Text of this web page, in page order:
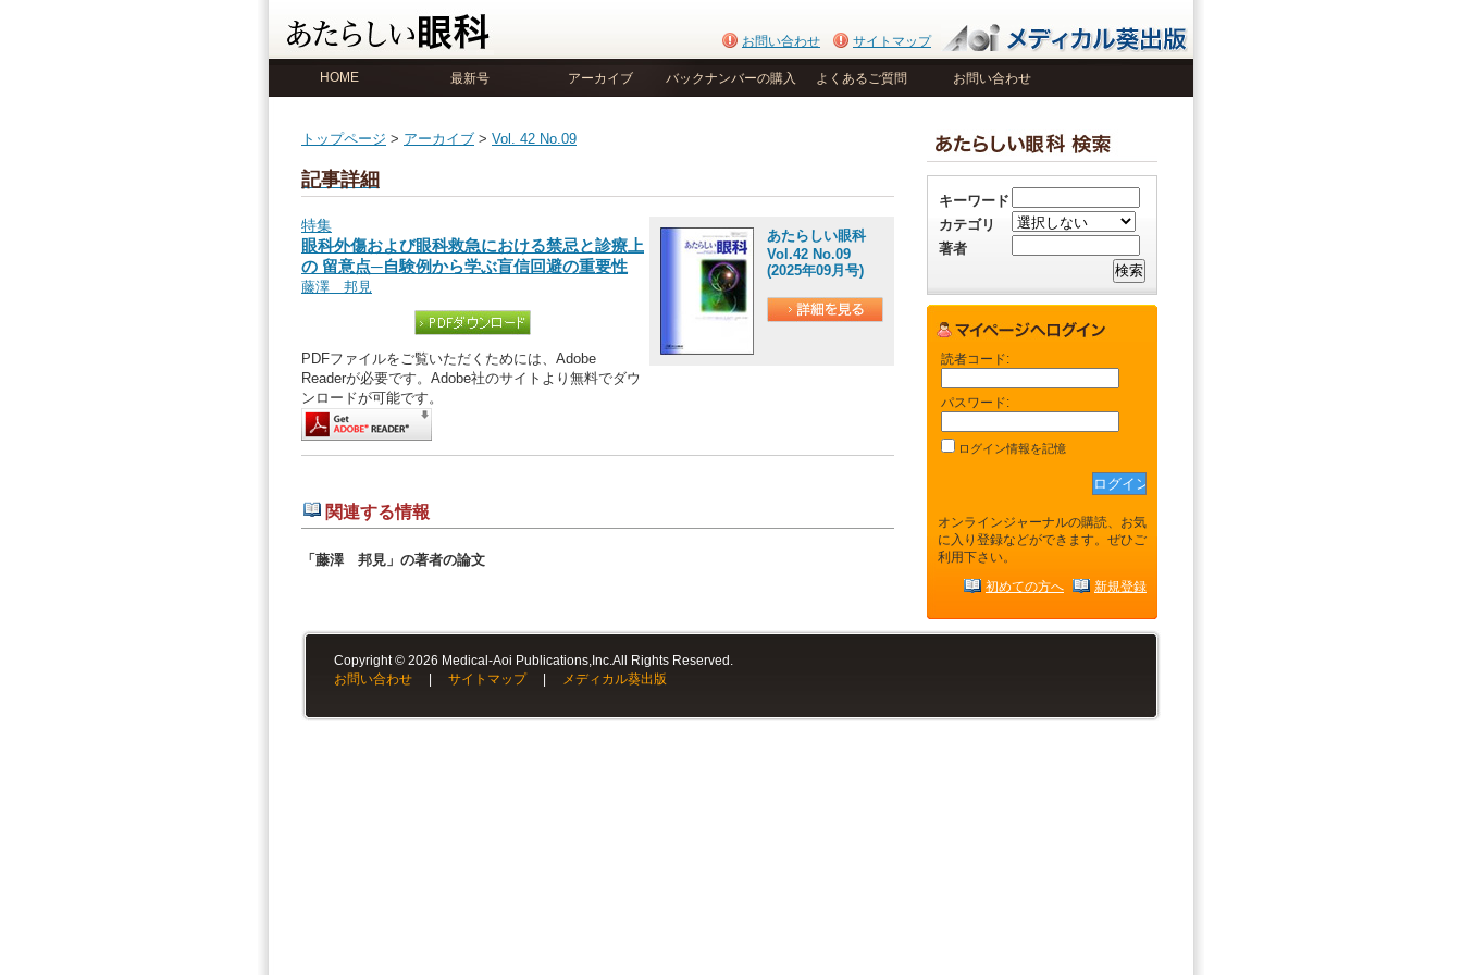
お問い合わせ サイトマップ
HOME 最新号 アーカイブ バックナンバーの購入 よくあるご質問 お問い合わせ
トップページ > アーカイブ > Vol. 42 No.09
記事詳細
あたらしい眼科
Vol.42 No.09
(2025年09月号)
特集
眼科外傷および眼科救急における禁忌と診療上
の 留意点─自験例から学ぶ盲信回避の重要性
藤澤 邦見
PDFファイルをご覧いただくためには、Adobe
Readerが必要です。Adobe社のサイトより無料でダウ
ンロードが可能です。
関連する情報
「藤澤 邦見」の著者の論文
キーワード
カテゴリ
著者
読者コード:
パスワード:
ログイン情報を記憶
オンラインジャーナルの購読、お気
に入り登録などができます。ぜひご
利用下さい。
初めての方へ 新規登録
Copyright © 2026 Medical-Aoi Publications,Inc.All Rights Reserved.
お問い合わせ | サイトマップ| メディカル葵出版